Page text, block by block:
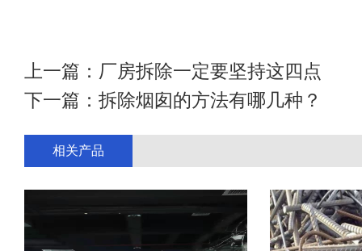
上一篇： 厂房拆除一定要坚持这四点
下一篇： 拆除烟囱的方法有哪几种？
相关产品